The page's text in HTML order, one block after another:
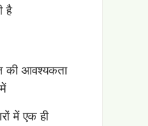
है
की आवश्यकता
में एक ही